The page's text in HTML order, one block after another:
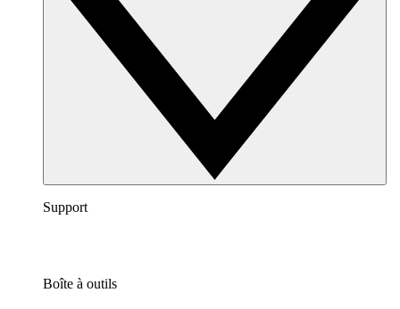
Support
Boîte à outils